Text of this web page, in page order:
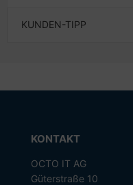
KUNDEN-TIPP
KONTAKT
OCTO IT AG
Güterstraße 10